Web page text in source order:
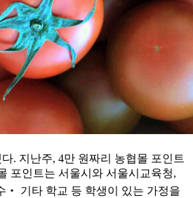
. 지난주, 4만 원짜리 농협몰 포인트
포인트는 서울시와 서울시교육청,
‧ 기타 학교 등 학생이 있는 가정을